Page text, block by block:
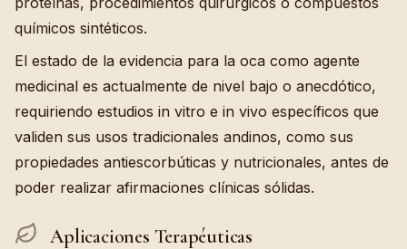
químicos sintéticos.
El estado de la evidencia para la oca como agente
medicinal es actualmente de nivel bajo o anecdótico,
requiriendo estudios in vitro e in vivo específicos que
validen sus usos tradicionales andinos, como sus
propiedades antiescorbúticas y nutricionales, antes de
poder realizar afirmaciones clínicas sólidas.
Aplicaciones Terapéuticas